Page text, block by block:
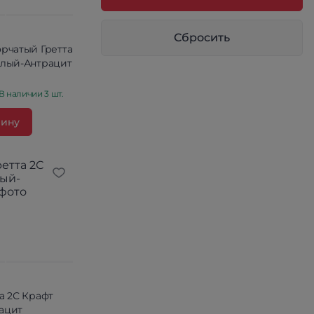
Сбросить
Гретта
Антрацит
В наличии 3 шт.
2С Крафт